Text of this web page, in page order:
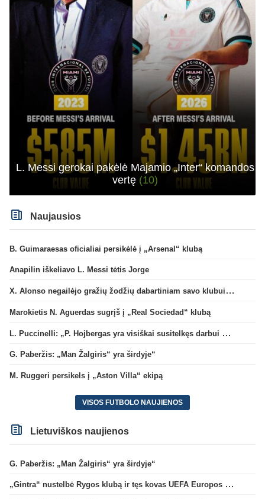
L. Messi gerokai pakėlė Majamio „Inter“ komandos
vertę (10)
Naujausios
B. Guimaraesas oficialiai persikėlė į „Arsenal“ klubą
Anapilin iškeliavo L. Messi tėtis Jorge
X. Alonso negailėjo gražių žodžių dabartiniam savo klubui „Chelsea“
Marokietis N. Aguerdas sugrįš į „Real Sociedad“ klubą
L. Puccinelli: „P. Hojbergas yra visiškai susitelkęs darbui Marselyje“
G. Paberžis: „Man Žalgiris“ yra širdyje“
M. Ruggeri persikels į „Aston Villa“ ekipą
VISOS FUTBOLO NAUJIENOS
Lietuviškos naujienos
G. Paberžis: „Man Žalgiris“ yra širdyje“
„Gintra“ nustelbė Rygos klubą ir tęs kovas UEFA Europos taurės atrankoje